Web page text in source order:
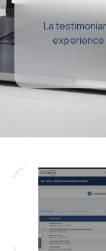
La
experience